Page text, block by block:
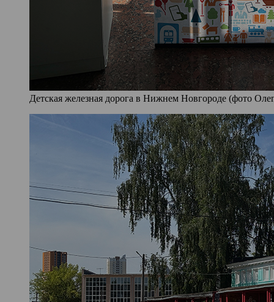
Детская железная дорога в Нижнем Новгороде (фото